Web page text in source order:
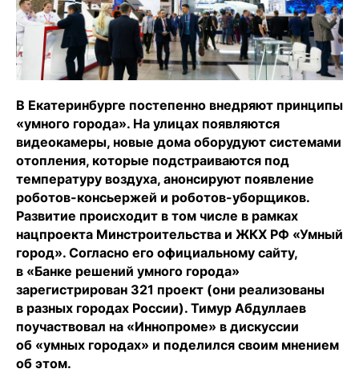
В Екатеринбурге постепенно внедряют принципы
«умного города». На улицах появляются
видеокамеры, новые дома оборудуют системами
отопления, которые подстраиваются под
температуру воздуха, анонсируют появление
роботов-консьержей и роботов-уборщиков.
Развитие происходит в том числе в рамках
нацпроекта Минстроительства и ЖКХ РФ «Умный
город». Согласно его официальному сайту,
в «Банке решений умного города»
зарегистрирован 321 проект (они реализованы
в разных городах России). Тимур Абдуллаев
поучаствовал на «Иннопроме» в дискуссии
об «умных городах» и поделился своим мнением
об этом.